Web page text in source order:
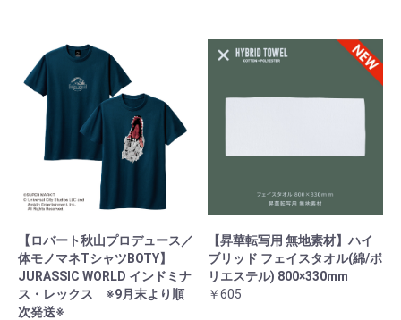
【ロバート秋山プロデュース／
体モノマネTシャツBOTY】
JURASSIC WORLD インドミナ
ス・レックス ※9月末より順
次発送※
【昇華転写用 無地素材】ハイ
ブリッド フェイスタオル(綿/ポ
リエステル) 800×330mm
￥605